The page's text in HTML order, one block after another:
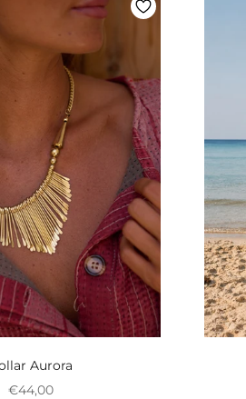
Aurora
Preço promocional
€44,00